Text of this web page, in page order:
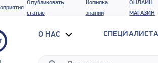
Опубликовать
статью
Копилка
знаний
ОНЛАЙН
МАГАЗИН
О НАС